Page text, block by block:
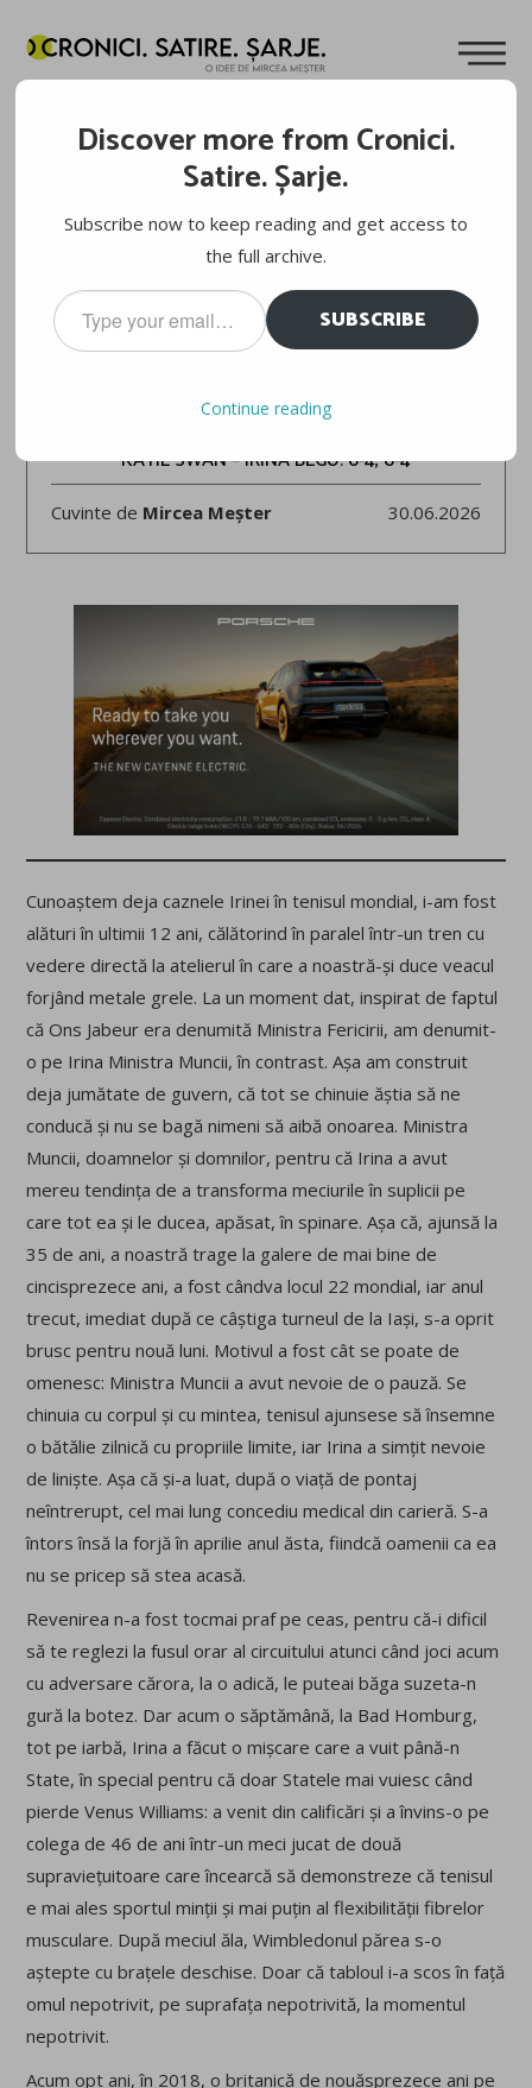
WIMBLEDON 2026
KATIE SWAN – IRINA BEGU: 6-4, 6-4
Cuvinte de Mircea Meșter 30.06.2026
Cunoaștem deja caznele Irinei în tenisul mondial, i-am fost
alături în ultimii 12 ani, călătorind în paralel într-un tren cu
vedere directă la atelierul în care a noastră-și duce veacul
forjând metale grele. La un moment dat, inspirat de faptul
că Ons Jabeur era denumită Ministra Fericirii, am denumit-
o pe Irina Ministra Muncii, în contrast. Așa am construit
deja jumătate de guvern, că tot se chinuie ăștia să ne
conducă și nu se bagă nimeni să aibă onoarea. Ministra
Muncii, doamnelor și domnilor, pentru că Irina a avut
mereu tendința de a transforma meciurile în suplicii pe
care tot ea și le ducea, apăsat, în spinare. Așa că, ajunsă la
35 de ani, a noastră trage la galere de mai bine de
cincisprezece ani, a fost cândva locul 22 mondial, iar anul
trecut, imediat după ce câștiga turneul de la Iași, s-a oprit
brusc pentru nouă luni. Motivul a fost cât se poate de
omenesc: Ministra Muncii a avut nevoie de o pauză. Se
chinuia cu corpul și cu mintea, tenisul ajunsese să însemne
o bătălie zilnică cu propriile limite, iar Irina a simțit nevoie
de liniște. Așa că și-a luat, după o viață de pontaj
neîntrerupt, cel mai lung concediu medical din carieră. S-a
întors însă la forjă în aprilie anul ăsta, fiindcă oamenii ca ea
nu se pricep să stea acasă.
Revenirea n-a fost tocmai praf pe ceas, pentru că-i dificil
să te reglezi la fusul orar al circuitului atunci când joci acum
cu adversare cărora, la o adică, le puteai băga suzeta-n
gură la botez. Dar acum o săptămână, la Bad Homburg,
tot pe iarbă, Irina a făcut o mișcare care a vuit până-n
State, în special pentru că doar Statele mai vuiesc când
pierde Venus Williams: a venit din calificări și a învins-o pe
colega de 46 de ani într-un meci jucat de două
supraviețuitoare care încearcă să demonstreze că tenisul
e mai ales sportul minții și mai puțin al flexibilității fibrelor
musculare. După meciul ăla, Wimbledonul părea s-o
aștepte cu brațele deschise. Doar că tabloul i-a scos în față
omul nepotrivit, pe suprafața nepotrivită, la momentul
nepotrivit.
Acum opt ani, în 2018, o britanică de nouăsprezece ani pe
Discover more from Cronici.
Satire. Șarje.
Subscribe now to keep reading and get access to
the full archive.
Type
your
email…
SUBSCRIBE
Continue reading